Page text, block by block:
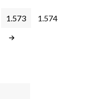
1.573 1.574